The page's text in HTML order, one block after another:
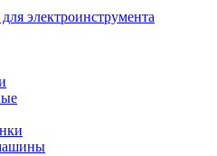
электроинструмента